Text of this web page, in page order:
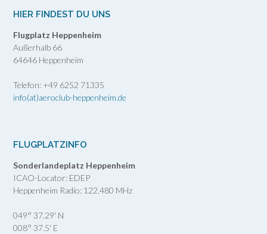
HIER FINDEST DU UNS
Flugplatz Heppenheim
Außerhalb 66
64646 Heppenheim
Telefon: +49 6252 71335
info(at)aeroclub-heppenheim.de
FLUGPLATZINFO
Sonderlandeplatz Heppenheim
ICAO-Locator: EDEP
Heppenheim Radio: 122.480 MHz
049° 37.29' N
008° 37.5' E